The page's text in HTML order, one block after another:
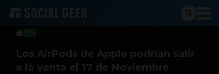
Stiven Cartagena
11 de noviembre de 2016
Los AirPods de Apple podrían salir
a la venta el 17 de Noviembre